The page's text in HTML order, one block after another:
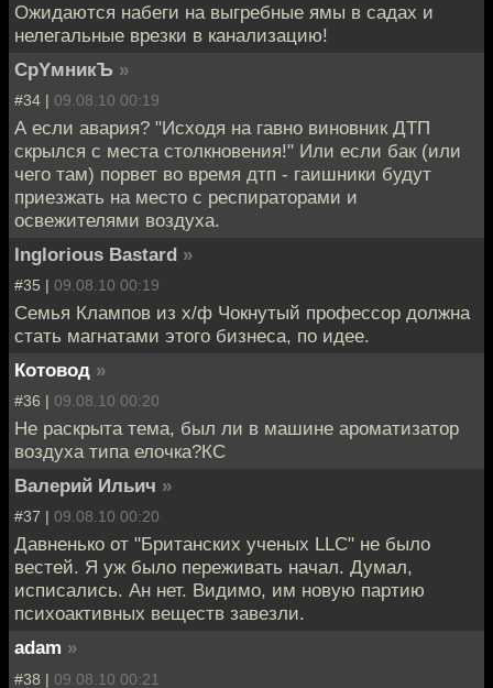
Ожидаются набеги на выгребные ямы в садах и
нелегальные врезки в канализацию!
CpYмникЪ »
#34 | 09.08.10 00:19
А если авария? "Исходя на гавно виновник ДТП
скрылся с места столкновения!" Или если бак (или
чего там) порвет во время дтп - гаишники будут
приезжать на место с респираторами и
освежителями воздуха.
Inglorious Bastard »
#35 | 09.08.10 00:19
Семья Клампов из х/ф Чокнутый профессор должна
стать магнатами этого бизнеса, по идее.
Котовод »
#36 | 09.08.10 00:20
Не раскрыта тема, был ли в машине ароматизатор
воздуха типа елочка?КС
Валерий Ильич »
#37 | 09.08.10 00:20
Давненько от "Британских ученых LLC" не было
вестей. Я уж было переживать начал. Думал,
исписались. Ан нет. Видимо, им новую партию
психоактивных веществ завезли.
adam »
#38 | 09.08.10 00:21